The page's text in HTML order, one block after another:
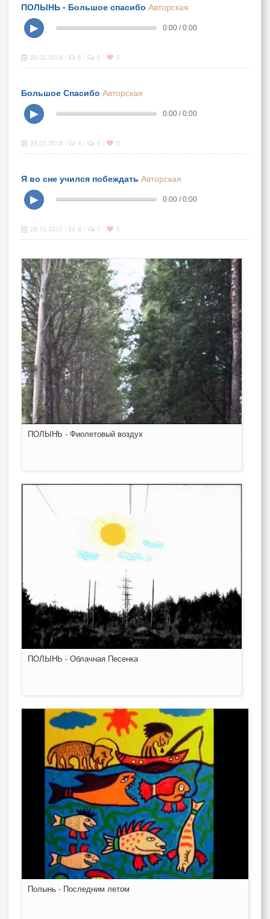
ПОЛЫНЬ - Большое спасибо Авторская
▶
0:00 / 0:00
28.02.2018 6 0 0
Большое Спасибо Авторская
▶
0:00 / 0:00
28.02.2018 6 0 0
Я во сне учился побеждать Авторская
▶
0:00 / 0:00
28.10.2017 6 0 0
ПОЛЫНЬ - Фиолетовый воздух
ПОЛЫНЬ - Облачная Песенка
Полынь - Последним летом